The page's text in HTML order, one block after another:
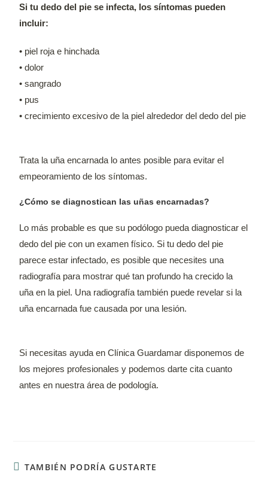
Si tu dedo del pie se infecta, los síntomas pueden
incluir:
• piel roja e hinchada
• dolor
• sangrado
• pus
• crecimiento excesivo de la piel alrededor del dedo del pie
Trata la uña encarnada lo antes posible para evitar el
empeoramiento de los síntomas.
¿Cómo se diagnostican las uñas encarnadas?
Lo más probable es que su podólogo pueda diagnosticar el
dedo del pie con un examen físico. Si tu dedo del pie
parece estar infectado, es posible que necesites una
radiografía para mostrar qué tan profundo ha crecido la
uña en la piel. Una radiografía también puede revelar si la
uña encarnada fue causada por una lesión.
Si necesitas ayuda en Clínica Guardamar disponemos de
los mejores profesionales y podemos darte cita cuanto
antes en nuestra área de podología.
TAMBIÉN PODRÍA GUSTARTE